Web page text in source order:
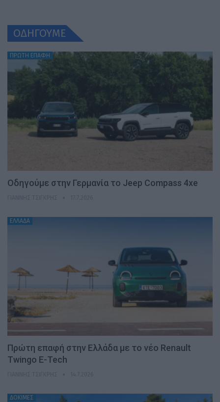
ΟΔΗΓΟΥΜΕ
ΠΡΩΤΗ ΕΠΑΦΗ
Οδηγούμε στην Γερμανία το Jeep Compass 4xe
ΕΛΛΑΔΑ
Πρώτη επαφή στην Ελλάδα με το νέο Renault
Twingo E-Tech
ΔΟΚΙΜΕΣ